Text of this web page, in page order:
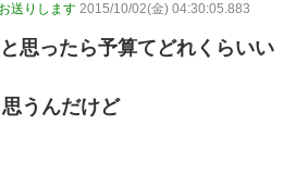
送りします 2015/10/02(金) 04:30:05.883
思ったら予算てどれくらいい
うんだけど